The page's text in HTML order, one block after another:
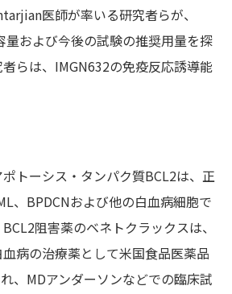
医師が率いる研究者らが、
量および今後の試験の推奨用量を探
らは、IMGN632の免疫反応誘導能
トーシス・タンパク質BCL2は、正
、BPDCNおよび他の白血病細胞で
阻害薬のベネトクラックスは、
病の治療薬として米国食品医薬品
、MDアンダーソンなどでの臨床試